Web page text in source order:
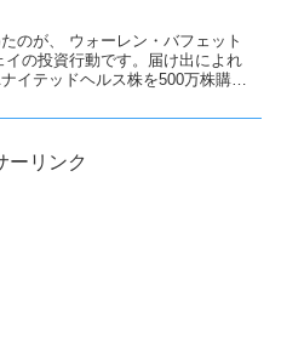
のが、 ウォーレン・バフェット
の投資行動です。届け出によれ
イテッドヘルス株を500万株購
ーリンク